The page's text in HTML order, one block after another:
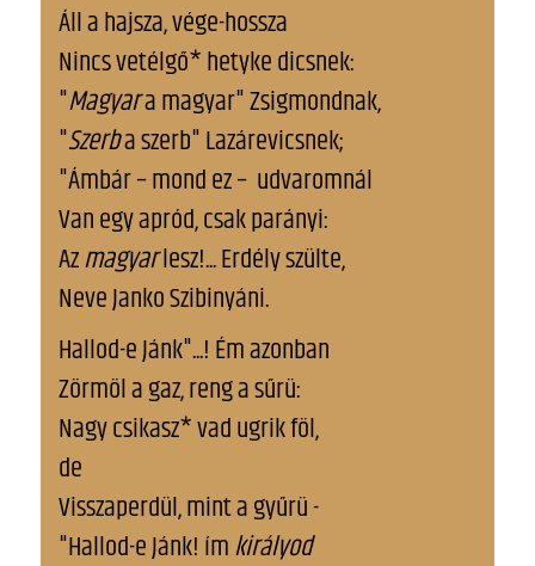
Áll a hajsza, vége-hossza
Nincs vetélgő* hetyke dicsnek:
"Magyara magyar" Zsigmondnak,
"Szerba szerb" Lazárevicsnek;
"Ámbár – mond ez – udvaromnál
Van egy apród, csak parányi:
Azmagyarlesz!... Erdély szülte,
Neve Janko Szibinyáni.
Hallod-e Jánk"...! Ím azonban
Zörmöl a gaz, reng a sűrü:
Nagy csikasz* vad ugrik föl,
de
Visszaperdül, mint a gyűrü -
"Hallod-e Jánk! ímkirályod